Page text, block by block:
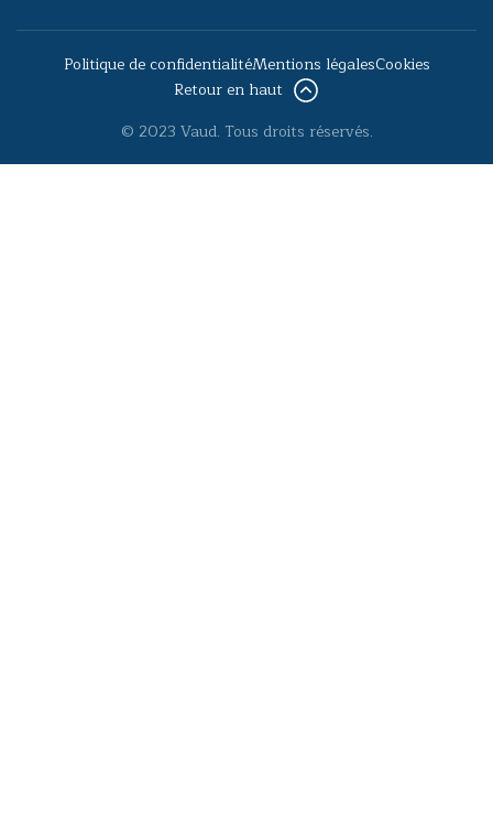
© 2023 Vaud. Tous droits réservés.
Politique de confidentialitéMentions légalesCookies
Retour en haut